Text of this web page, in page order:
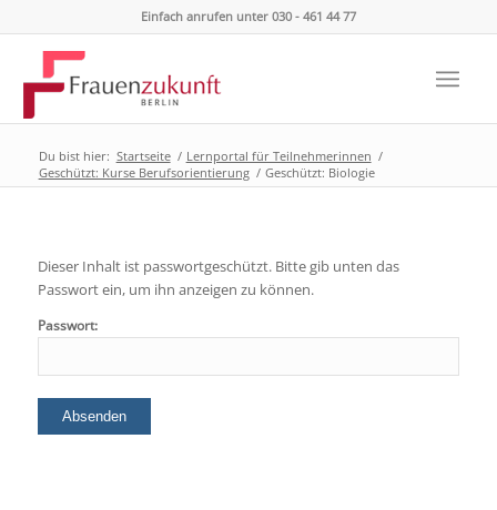
Einfach anrufen unter 030 - 461 44 77
Du bist hier: Startseite / Lernportal für Teilnehmerinnen /
Geschützt: Kurse Berufsorientierung / Geschützt: Biologie
Dieser Inhalt ist passwortgeschützt. Bitte gib unten das
Passwort ein, um ihn anzeigen zu können.
Passwort: